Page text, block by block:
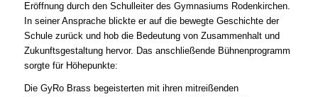
Eröffnung durch den Schulleiter des Gymnasiums Rodenkirchen.
In seiner Ansprache blickte er auf die bewegte Geschichte der
Schule zurück und hob die Bedeutung von Zusammenhalt und
Zukunftsgestaltung hervor. Das anschließende Bühnenprogramm
sorgte für Höhepunkte:
Die GyRo Brass begeisterten mit ihren mitreißenden